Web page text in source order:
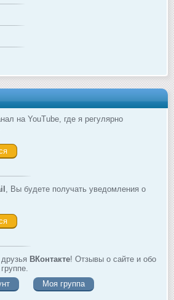
на YouTube, где я регулярно
, Вы будете получать уведомления о
ВКонтакте! Отзывы о сайте и обо
Моя группа